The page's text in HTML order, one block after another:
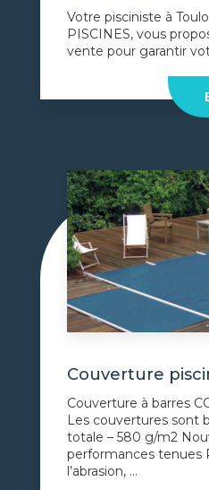
Votre pisciniste à
PISCINES, vous
vente pour garantir
Couverture
Couverture à barres
Les couvertures sont
totale – 580 g/m2
performances tenues
l’abrasion, ...